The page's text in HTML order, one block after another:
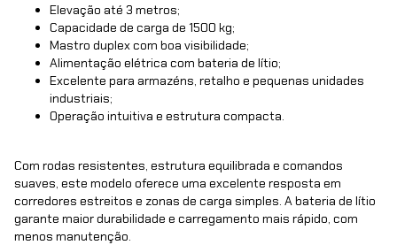
Elevação até 3 metros;
Capacidade de carga de 1500 kg;
Mastro duplex com boa visibilidade;
Alimentação elétrica com bateria de lítio;
Excelente para armazéns, retalho e pequenas unidades
industriais;
Operação intuitiva e estrutura compacta.
Com rodas resistentes, estrutura equilibrada e comandos
suaves, este modelo oferece uma excelente resposta em
corredores estreitos e zonas de carga simples. A bateria de lítio
garante maior durabilidade e carregamento mais rápido, com
menos manutenção.